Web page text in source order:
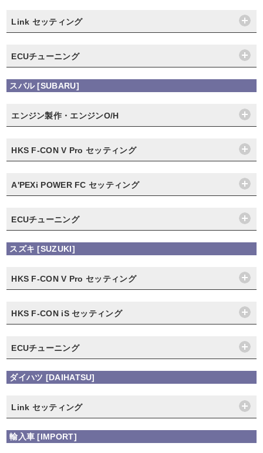
Link セッティング
ECUチューニング
スバル [SUBARU]
エンジン製作・エンジンO/H
HKS F-CON V Pro セッティング
A'PEXi POWER FC セッティング
ECUチューニング
スズキ [SUZUKI]
HKS F-CON V Pro セッティング
HKS F-CON iS セッティング
ECUチューニング
ダイハツ [DAIHATSU]
Link セッティング
輸入車 [IMPORT]